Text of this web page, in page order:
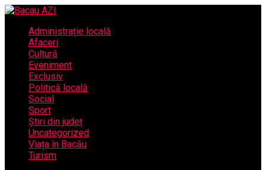
Administrație locală
Afaceri
Cultură
Eveniment
Exclusiv
Politică locală
Social
Sport
Știri din județ
Uncategorized
Viața în Bacău
Turism